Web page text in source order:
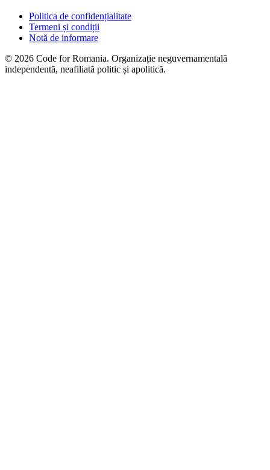
Politica de confidențialitate
Termeni și condiții
Notă de informare
© 2026 Code for Romania. Organizație neguvernamentală
independentă, neafiliată politic și apolitică.